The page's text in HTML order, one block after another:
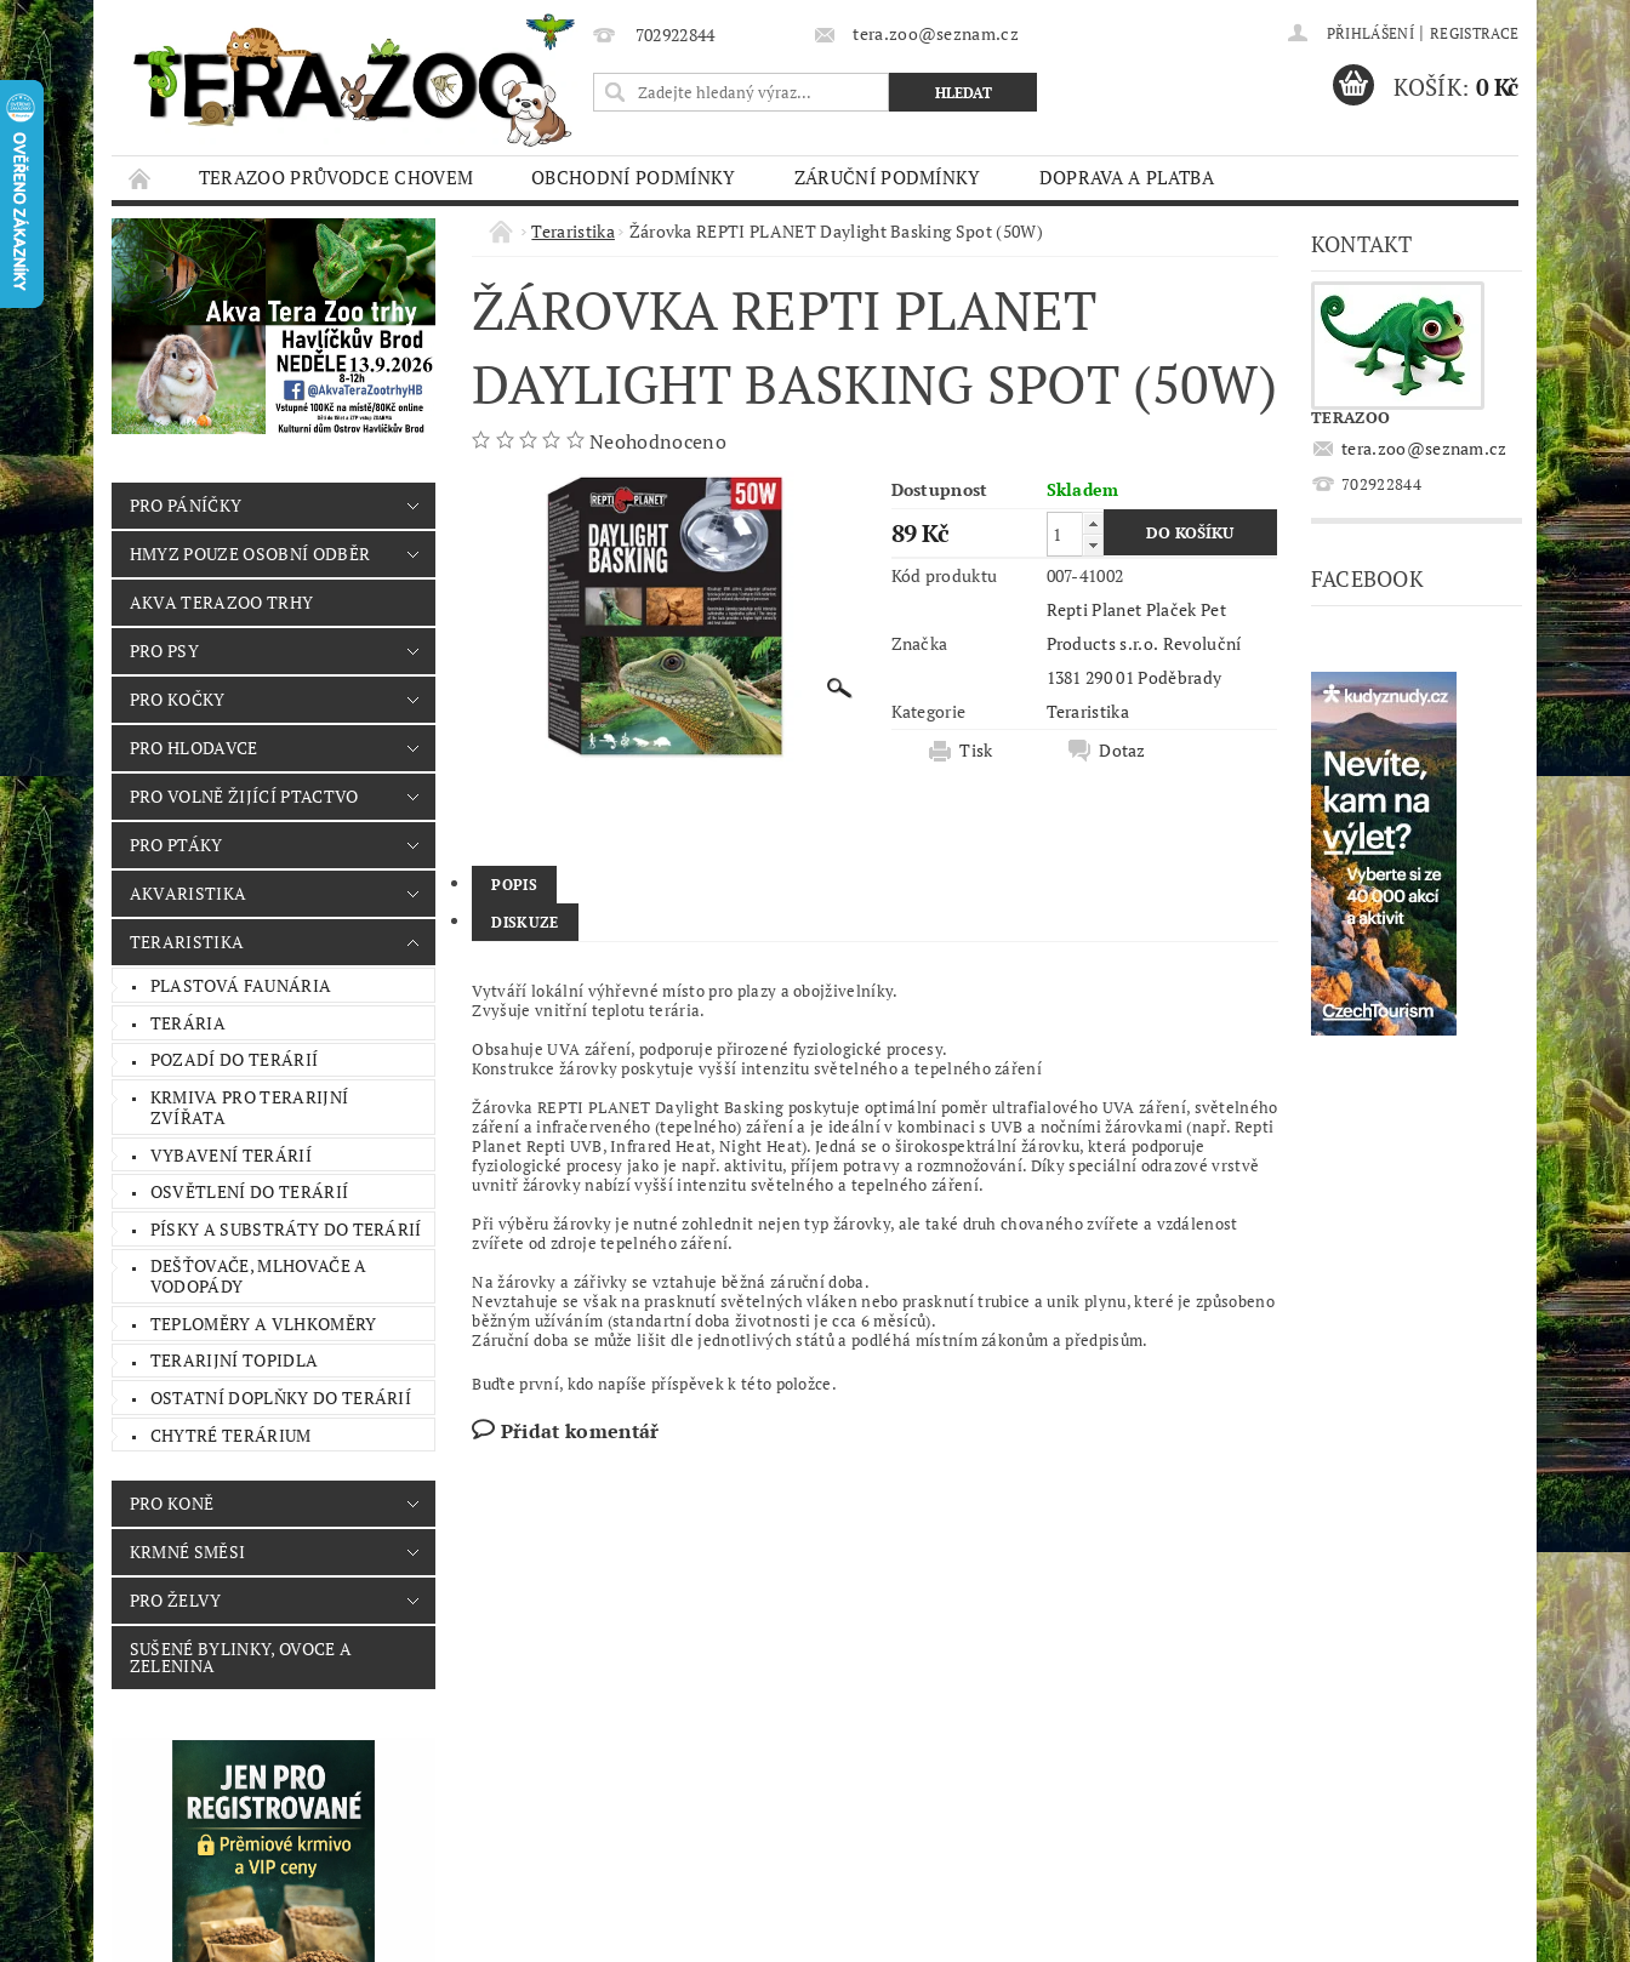
702922844 tera.zoo@seznam.cz PŘIHLÁŠENÍ | REGISTRACE
KOŠÍK: 0 Kč
TERAZOO PRŮVODCE CHOVEM OBCHODNÍ PODMÍNKY ZÁRUČNÍ PODMÍNKY
DOPRAVA A PLATBA
HODNOCENÍ OBCHODU
AQUA TERAZOO TRHY
PRO PÁNÍČKY
HMYZ POUZE OSOBNÍ ODBĚR
AKVA TERAZOO TRHY
PRO PSY
PRO KOČKY
PRO HLODAVCE
PRO VOLNĚ ŽIJÍCÍ PTACTVO
PRO PTÁKY
AKVARISTIKA
TERARISTIKA
PLASTOVÁ FAUNÁRIA
TERÁRIA
POZADÍ DO TERÁRIÍ
KRMIVA PRO TERARIJNÍ
ZVÍŘATA
VYBAVENÍ TERÁRIÍ
OSVĚTLENÍ DO TERÁRIÍ
PÍSKY A SUBSTRÁTY DO TERÁRIÍ
DEŠŤOVAČE, MLHOVAČE A
VODOPÁDY
TEPLOMĚRY A VLHKOMĚRY
TERARIJNÍ TOPIDLA
OSTATNÍ DOPLŇKY DO TERÁRIÍ
CHYTRÉ TERÁRIUM
PRO KONĚ
KRMNÉ SMĚSI
PRO ŽELVY
SUŠENÉ BYLINKY, OVOCE A
ZELENINA
Teraristika Žárovka REPTI PLANET Daylight Basking Spot (50W)
ŽÁROVKA REPTI PLANET
DAYLIGHT BASKING SPOT (50W)
Neohodnoceno
Dostupnost Skladem
89 Kč
Kód produktu 007-41002
Značka
Repti Planet Plaček Pet
Products s.r.o. Revoluční
1381 290 01 Poděbrady
Kategorie
Teraristika
Tisk
Dotaz
POPIS
DISKUZE
Vytváří lokální výhřevné místo pro plazy a obojživelníky.
Zvyšuje vnitřní teplotu terária.
Obsahuje UVA záření, podporuje přirozené fyziologické procesy.
Konstrukce žárovky poskytuje vyšší intenzitu světelného a tepelného záření
Žárovka REPTI PLANET Daylight Basking poskytuje optimální poměr ultrafialového UVA záření, světelného
záření a infračerveného (tepelného) záření a je ideální v kombinaci s UVB a nočními žárovkami (např. Repti
Planet Repti UVB, Infrared Heat, Night Heat). Jedná se o širokospektrální žárovku, která podporuje
fyziologické procesy jako je např. aktivitu, příjem potravy a rozmnožování. Díky speciální odrazové vrstvě
uvnitř žárovky nabízí vyšší intenzitu světelného a tepelného záření.
Při výběru žárovky je nutné zohlednit nejen typ žárovky, ale také druh chovaného zvířete a vzdálenost
zvířete od zdroje tepelného záření.
Na žárovky a zářivky se vztahuje běžná záruční doba.
Nevztahuje se však na prasknutí světelných vláken nebo prasknutí trubice a unik plynu, které je způsobeno
běžným užíváním (standartní doba životnosti je cca 6 měsíců).
Záruční doba se může lišit dle jednotlivých států a podléhá místním zákonům a předpisům.
Buďte první, kdo napíše příspěvek k této položce.
Přidat komentář
KONTAKT
TERAZOO
tera.zoo@seznam.cz
702922844
FACEBOOK